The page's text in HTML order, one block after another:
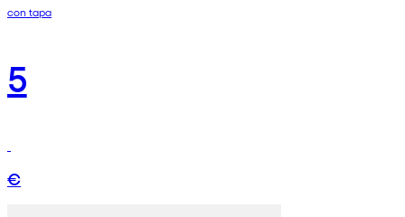
con tapa
5
€